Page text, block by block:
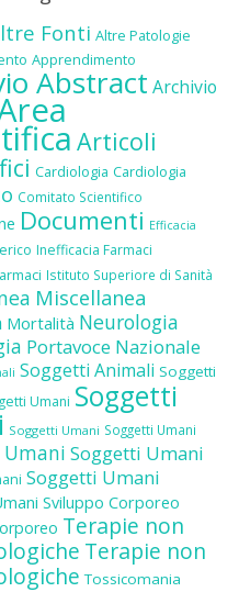
Fonti Altre Patologie
Apprendimento
Abstract Archivio
Articoli
Cardiologia Cardiologia
Comitato Scientifico
Documenti Efficacia
Inefficacia Farmaci
Istituto Superiore di Sanità
Miscellanea
Mortalità Neurologia
Portavoce Nazionale
Soggetti Animali Soggetti
Umani Soggetti
Soggetti Umani Soggetti Umani
Soggetti Umani
Soggetti Umani
Sviluppo Corporeo
Terapie non
Terapie non
Tossicomania